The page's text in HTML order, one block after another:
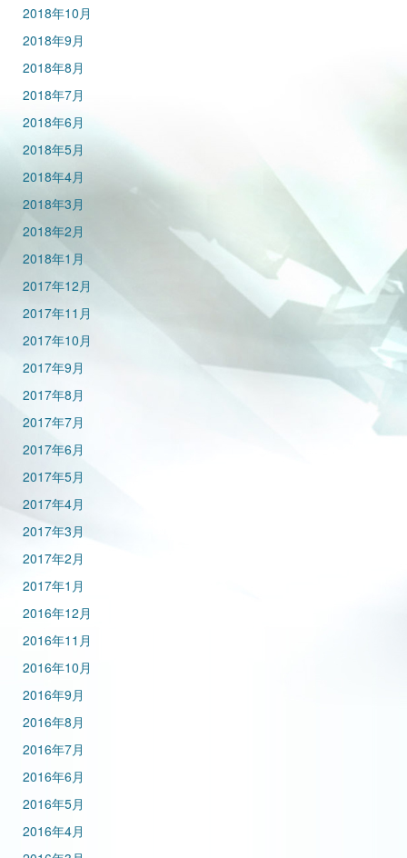
2018年10月
2018年9月
2018年8月
2018年7月
2018年6月
2018年5月
2018年4月
2018年3月
2018年2月
2018年1月
2017年12月
2017年11月
2017年10月
2017年9月
2017年8月
2017年7月
2017年6月
2017年5月
2017年4月
2017年3月
2017年2月
2017年1月
2016年12月
2016年11月
2016年10月
2016年9月
2016年8月
2016年7月
2016年6月
2016年5月
2016年4月